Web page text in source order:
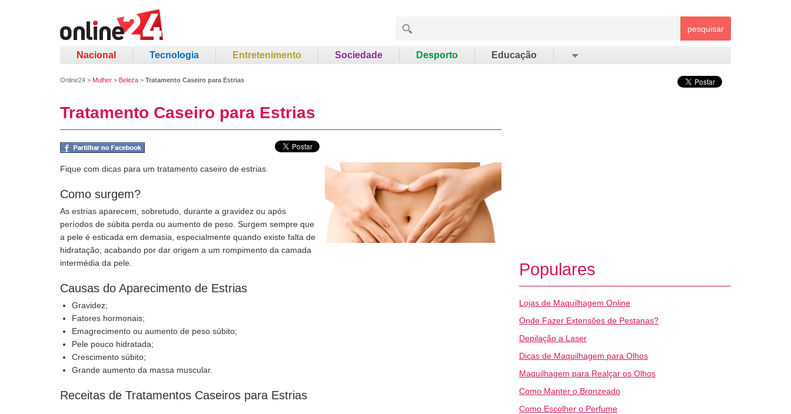
pesquisar
Nacional Tecnologia Entretenimento Sociedade Desporto Educação
Online24 > Mulher > Beleza > Tratamento Caseiro para Estrias
Tratamento Caseiro para Estrias
Fique com dicas para um tratamento caseiro de estrias.
Como surgem?
As estrias aparecem, sobretudo, durante a gravidez ou após
períodos de súbita perda ou aumento de peso. Surgem sempre que
a pele é esticada em demasia, especialmente quando existe falta de
hidratação, acabando por dar origem a um rompimento da camada
intermédia da pele.
Causas do Aparecimento de Estrias
Gravidez;
Fatores hormonais;
Emagrecimento ou aumento de peso súbito;
Pele pouco hidratada;
Crescimento súbito;
Grande aumento da massa muscular.
Receitas de Tratamentos Caseiros para Estrias
Populares
Lojas de Maquilhagem Online
Onde Fazer Extensões de Pestanas?
Depilação a Laser
Dicas de Maquilhagem para Olhos
Maquilhagem para Realçar os Olhos
Como Manter o Bronzeado
Como Escolher o Perfume